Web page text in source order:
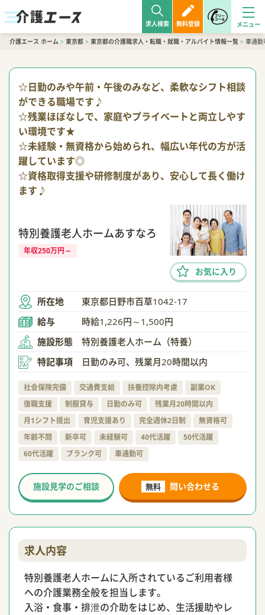
求人検索 無料登録
介護エース ホーム > 東京都 > 東京都の介護職求人・転職・就職・アルバイト情報一覧 > 車通勤
☆日勤のみや午前・午後のみなど、柔軟なシフト相談
ができる職場です♪
☆残業ほぼなしで、家庭やプライベートと両立しやす
い環境です★
☆未経験・無資格から始められ、幅広い年代の方が活
躍しています◎
☆資格取得支援や研修制度があり、安心して長く働け
ます♪
特別養護老人ホームあすなろ
年収250万円～
お気に入り
所在地
東京都日野市百草1042-17
給与
時給1,226円～1,500円
施設形態
特別養護老人ホーム（特養）
特記事項
日勤のみ可、残業月20時間以内
社会保険完備 交通費支給 扶養控除内考慮
副業OK
復職支援
制服貸与 日勤のみ可
残業月20時間以内
月1シフト提出
育児支援あり 完全週休2日制
無資格可
年齢不問
新卒可 未経験可 40代活躍
50代活躍
60代活躍
ブランク可 車通勤可
無料 問い合わせる
施設見学のご相談
求人内容
特別養護老人ホームに入所されているご利用者様
への介護業務全般を担当します。
入浴・食事・排泄の介助をはじめ、生活援助やレ